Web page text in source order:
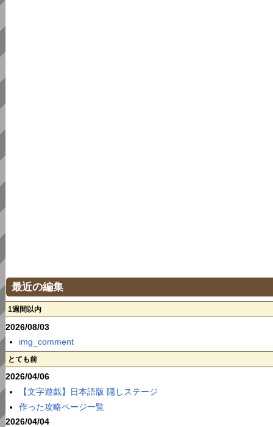
最近の編集
1週間以内
2026/08/03
img_comment
とても前
2026/04/06
【文字遊戯】日本語版 隠しステージ
作った攻略ページ一覧
2026/04/04